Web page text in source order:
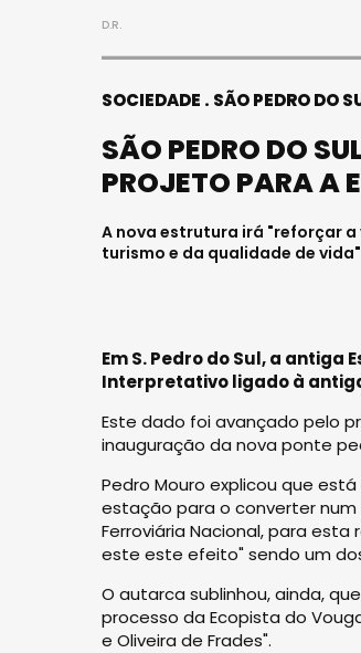
D.R.
SOCIEDADE SÃO PEDRO DO
SÃO PEDRO DO
PROJETO PARA A
A nova estrutura irá "reforçar
turismo e da qualidade de vida"
Em S. Pedro do Sul, a
Interpretativo ligado à
Este dado foi avançado pelo
inauguração da nova ponte
Pedro Mouro explicou que
estação para o converter num
Ferroviária Nacional, para
este este efeito" sendo um
O autarca sublinhou, ainda,
processo da Ecopista do
e Oliveira de Frades".